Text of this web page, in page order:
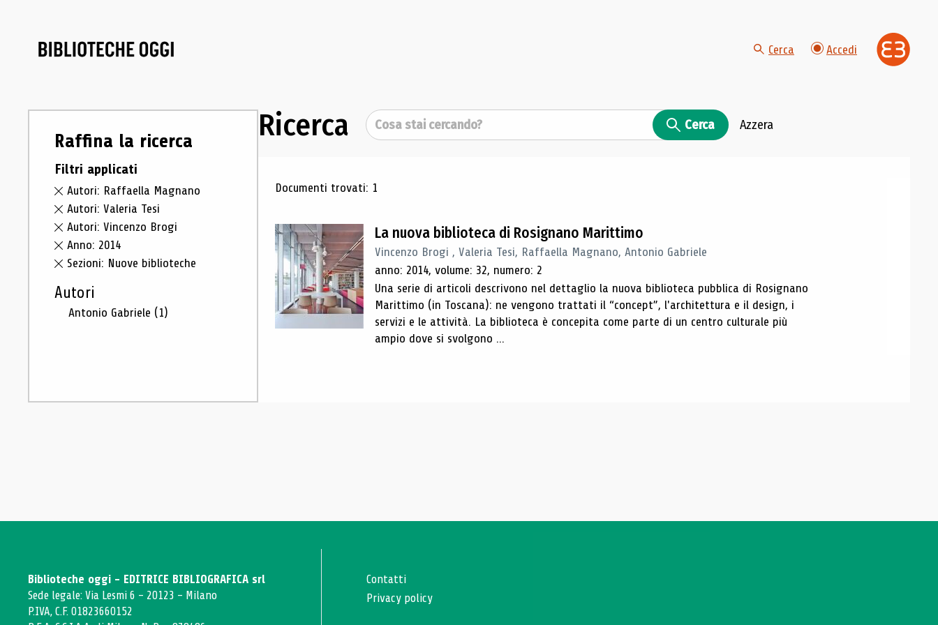
Cerca Accedi
Raffina la ricerca
Filtri applicati
Autori: Raffaella Magnano
Autori: Valeria Tesi
Autori: Vincenzo Brogi
Anno: 2014
Sezioni: Nuove biblioteche
Autori
Antonio Gabriele (1)
Ricerca Cerca Cerca Azzera
Risultati di ricerca
Documenti trovati: 1
La nuova biblioteca di Rosignano Marittimo
Vincenzo Brogi , Valeria Tesi, Raffaella Magnano, Antonio Gabriele
anno: 2014, volume: 32, numero: 2
Una serie di articoli descrivono nel dettaglio la nuova biblioteca pubblica di Rosignano
Marittimo (in Toscana): ne vengono trattati il ​​“concept”, l'architettura e il design, i
servizi e le attività. La biblioteca è concepita come parte di un centro culturale più
ampio dove si svolgono ...
Biblioteche oggi - EDITRICE BIBLIOGRAFICA srl
Sede legale: Via Lesmi 6 - 20123 - Milano
P.IVA, C.F. 01823660152
Contatti
Privacy policy